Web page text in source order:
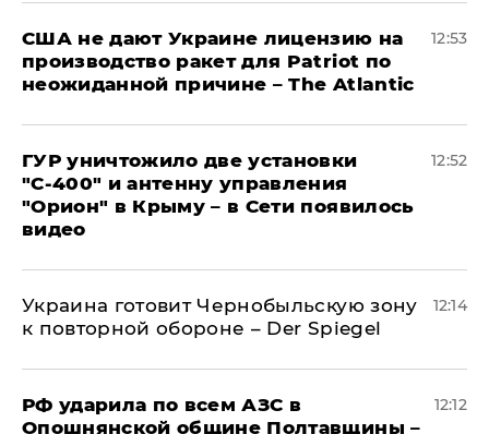
США не дают Украине лицензию на
производство ракет для Patriot по
неожиданной причине – The Atlantic
12:53
ГУР уничтожило две установки
"С‑400" и антенну управления
"Орион" в Крыму – в Сети появилось
видео
12:52
Украина готовит Чернобыльскую зону
к повторной обороне – Der Spiegel
12:14
РФ ударила по всем АЗС в
Опошнянской общине Полтавщины –
12:12